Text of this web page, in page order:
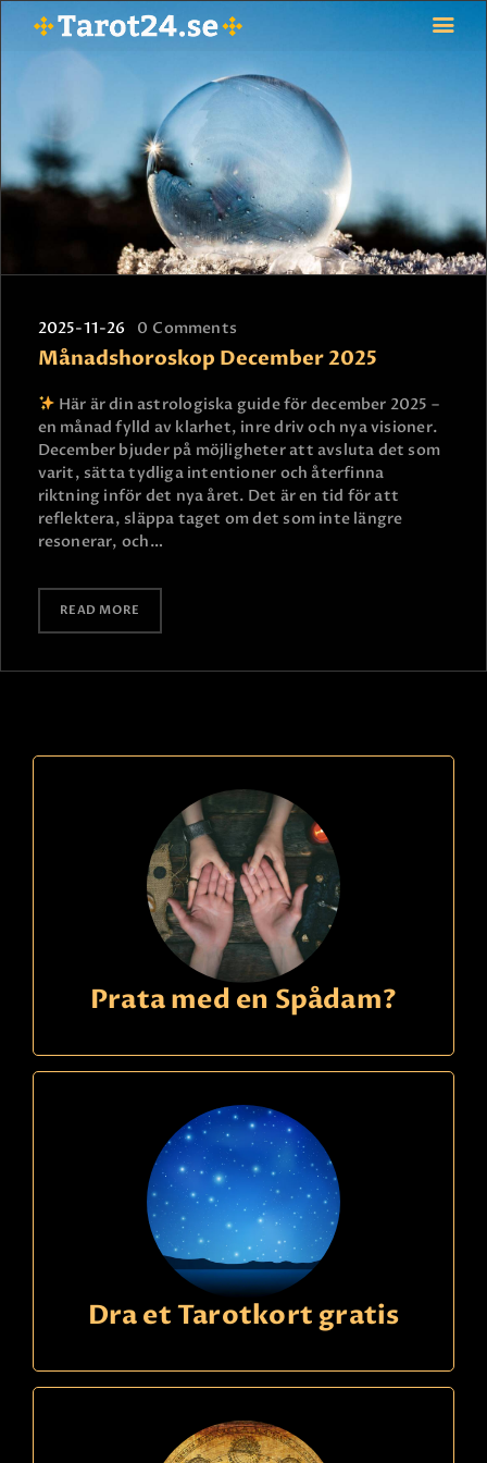
HEM
ASTROLOGI
STJÄRNTECKEN
TAROT
SPÅDAM-SIERSKA
JOBBA SOM SPÅDAM
BETALNING
FAQ
KONTAKTA OSS
2025-11-26 0 Comments
Månadshoroskop December 2025
Här är din astrologiska guide för december 2025 –
en månad fylld av klarhet, inre driv och nya visioner.
December bjuder på möjligheter att avsluta det som
varit, sätta tydliga intentioner och återfinna
riktning inför det nya året. Det är en tid för att
reflektera, släppa taget om det som inte längre
resonerar, och…
READ MORE
Prata med en Spådam?
Dra et Tarotkort gratis